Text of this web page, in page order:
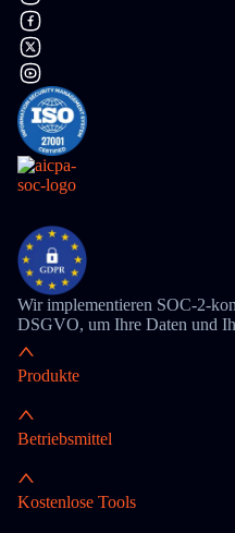
Wir implementieren SOC-2-
DSGVO, um Ihre Daten und
Produkte
Betriebsmittel
Kostenlose Tools